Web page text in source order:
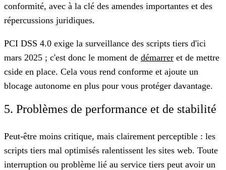
conformité, avec à la clé des amendes importantes et des
répercussions juridiques.
PCI DSS 4.0 exige la surveillance des scripts tiers d'ici
mars 2025 ; c'est donc le moment de démarrer et de mettre
cside en place. Cela vous rend conforme et ajoute un
blocage autonome en plus pour vous protéger davantage.
5. Problèmes de performance et de stabilité
Peut-être moins critique, mais clairement perceptible : les
scripts tiers mal optimisés ralentissent les sites web. Toute
interruption ou problème lié au service tiers peut avoir un